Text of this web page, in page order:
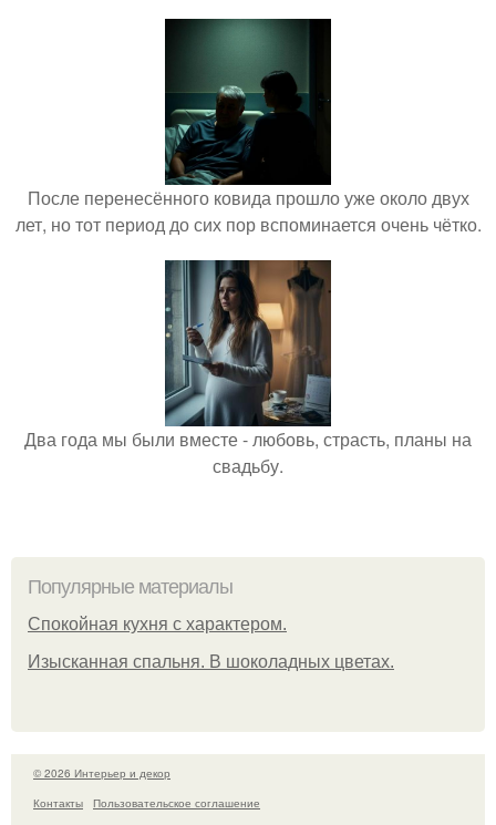
После перенесённого ковида прошло уже около двух
лет, но тот период до сих пор вспоминается очень чётко.
Два года мы были вместе - любовь, страсть, планы на
свадьбу.
Популярные материалы
Спокойная кухня с характером.
Изысканная спальня. В шоколадных цветах.
© 2026 Интерьер и декор
Контакты
Пользовательское соглашение